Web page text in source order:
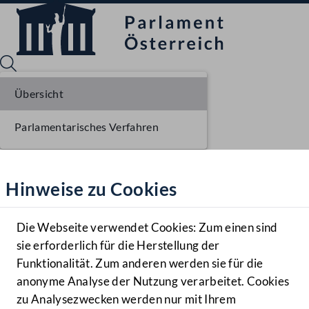
Hilfe
Benutzer
Navigationsmenü öffnen
MENÜ
Hinweise zu Cookies
Die Webseite verwendet Cookies: Zum einen sind
sie erforderlich für die Herstellung der
Funktionalität. Zum anderen werden sie für die
anonyme Analyse der Nutzung verarbeitet. Cookies
zu Analysezwecken werden nur mit Ihrem
Übersicht
Parlamentarisches Verfahren